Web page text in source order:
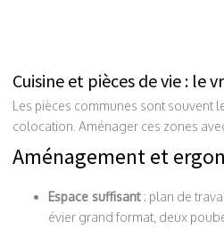
Cuisine et pièces de vie : le
Les pièces communes sont souvent
colocation. Aménager ces zones
Aménagement et
Espace suffisant : plan de
évier grand format, deux